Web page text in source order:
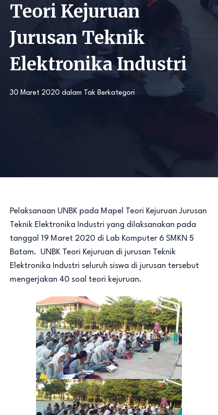
Teori Kejuruan
Jurusan Teknik
Elektronika Industri
30 Maret 2020 dalam Tak Berkategori
Pelaksanaan UNBK pada Mapel Teori Kejuruan Jurusan
Teknik Elektronika Industri yang dilaksanakan pada
tanggal 19 Maret 2020 di Lab Komputer 6 SMKN 5
Batam. UNBK Teori Kejuruan di jurusan Teknik
Elektronika Industri seluruh siswa di jurusan tersebut
mengerjakan 40 soal teori kejuruan.